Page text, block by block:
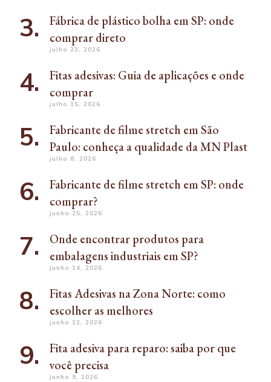
Fábrica de plástico bolha em SP: onde
comprar direto
julho 23, 2026
Fitas adesivas: Guia de aplicações e onde
comprar
julho 15, 2026
Fabricante de filme stretch em São
Paulo: conheça a qualidade da MN Plast
julho 8, 2026
Fabricante de filme stretch em SP: onde
comprar?
junho 25, 2026
Onde encontrar produtos para
embalagens industriais em SP?
junho 14, 2026
Fitas Adesivas na Zona Norte: como
escolher as melhores
junho 12, 2026
Fita adesiva para reparo: saiba por que
você precisa
junho 9, 2026